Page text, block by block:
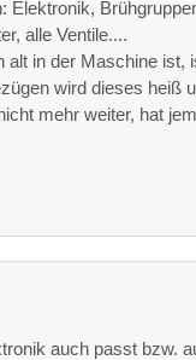
Elektronik,
alle Ventile....
in der Maschine ist,
wird dieses heiß
mehr weiter, hat
auch passt bzw.